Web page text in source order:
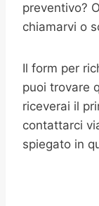
preventivo?
chiamarvi o
Il form per
puoi trovare
riceverai il
contattarci
spiegato in